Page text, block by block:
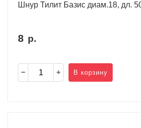
Шнур Тилит Базис диам.18, дл.
8 р.
В корзину